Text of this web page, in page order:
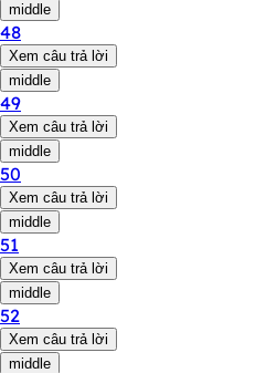
middle
48
Xem câu trả lời
middle
49
Xem câu trả lời
middle
50
Xem câu trả lời
middle
51
Xem câu trả lời
middle
52
Xem câu trả lời
middle